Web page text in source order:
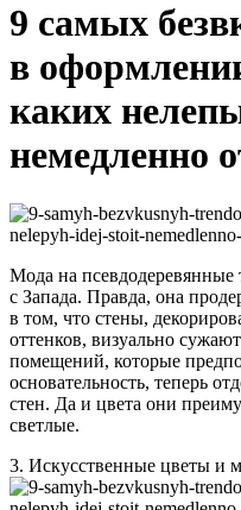
9 самых
в
каких
немедленно
Мода на
с Запада. Правда, она
в том, что стены,
оттенков, визуально
помещений, которые
основательность, теперь
стен. Да и цвета они
светлые.
3. Искусственные цветы и